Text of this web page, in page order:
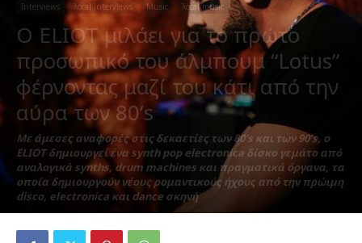
Interviews λocal interviews Music λocal music
O ELIOT μιλάει για το πρώτο
προσωπικό του άλμπουμ “Lotus”
φέρνοντας μαζί του κάτι από την
αύρα των 80’s
Με άμεσες αναφορές στις δεκαετίες των 80’s και των 90’s, ο
ELIOT δημιουργεί ένα synth pop electronica δίσκο γεμάτο από
αναλογικά synths, drum machines και πραγματικά όργανα, τα
οποία δημιουργούν νέους ρομαντικούς ήχους από την πρώιμη
disco, electronica και dance σκηνή